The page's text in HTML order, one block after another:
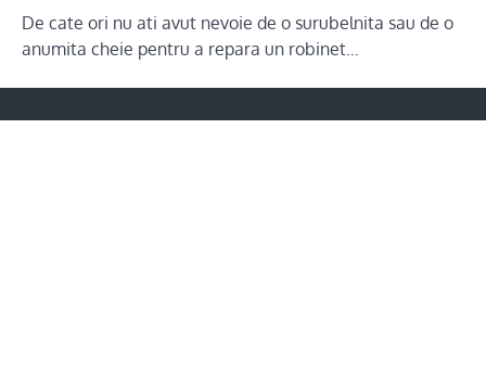
De cate ori nu ati avut nevoie de o surubelnita sau de o
anumita cheie pentru a repara un robinet…